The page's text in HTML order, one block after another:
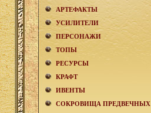
АРТЕФАКТЫ
УСИЛИТЕЛИ
ПЕРСОНАЖИ
ТОПЫ
РЕСУРСЫ
КРАФТ
ИВЕНТЫ
СОКРОВИЩА ПРЕДВЕЧНЫХ